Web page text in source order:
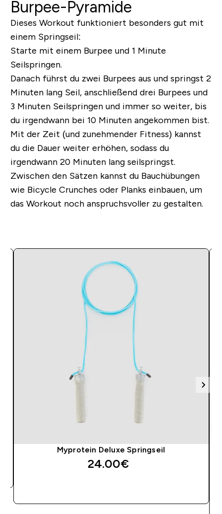
Burpee-Pyramide
Dieses Workout funktioniert besonders gut mit
einem Springseil:
Starte mit einem Burpee und 1 Minute
Seilspringen.
Danach führst du zwei Burpees aus und springst 2
Minuten lang Seil, anschließend drei Burpees und
3 Minuten Seilspringen und immer so weiter, bis
du irgendwann bei 10 Minuten angekommen bist.
Mit der Zeit (und zunehmender Fitness) kannst
du die Dauer weiter erhöhen, sodass du
irgendwann 20 Minuten lang seilspringst.
Zwischen den Sätzen kannst du Bauchübungen
wie Bicycle Crunches oder Planks einbauen, um
das Workout noch anspruchsvoller zu gestalten.
Myprotein Deluxe Springseil
24.00€‎